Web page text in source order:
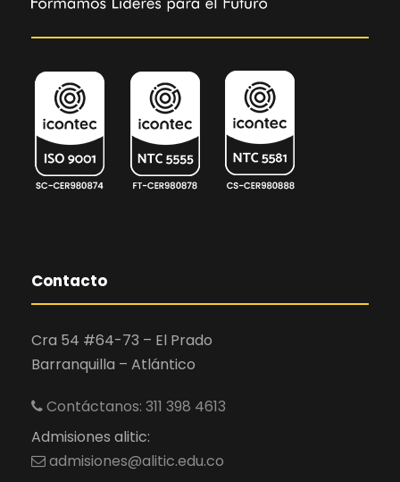
Contacto
Cra 54 #64-73 – El Prado
Barranquilla – Atlántico
Contáctanos: 311 398 4613
Admisiones alitic:
admisiones@alitic.edu.co